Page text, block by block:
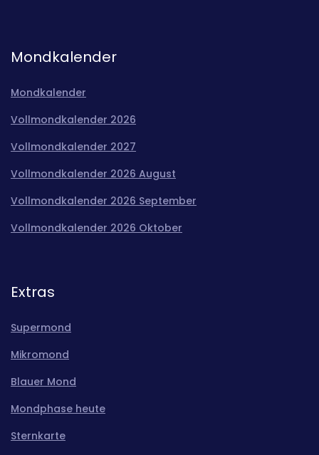
Mondkalender
Mondkalender
Vollmondkalender 2026
Vollmondkalender 2027
Vollmondkalender 2026 August
Vollmondkalender 2026 September
Vollmondkalender 2026 Oktober
Extras
Supermond
Mikromond
Blauer Mond
Mondphase heute
Sternkarte